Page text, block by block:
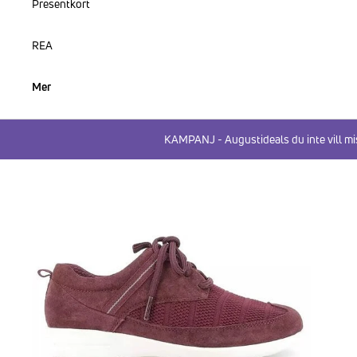
Presentkort
REA
Mer
KAMPANJ - Augustideals du inte vill
HOPPA TILL PRODUKTINFORMATION